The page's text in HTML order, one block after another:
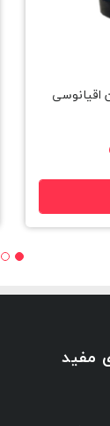
اقیانوسی
مفید